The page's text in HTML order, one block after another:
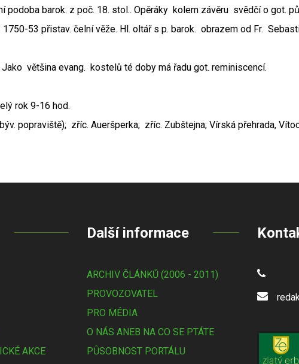
podoba barok. z poč. 18. stol.. Opěráky kolem závěru svědčí o got.
53 přistav. čelní věže. Hl. oltář s p. barok. obrazem od Fr.
většina evang. kostelů té doby má řadu got. reminiscencí.
rok 9-16 hod.
popraviště); zříc. Aueršperka; zříc. Zubštejna; Vírská přehrada,
AKCE
Další informace
ARCHIV ČLÁNKŮ (2006 - 2011)
PROVOZOVATEL
PRO MÉDIA
O NÁS ANEB NA CO SE PTÁTE
PŮSOBNOST PORTÁLU